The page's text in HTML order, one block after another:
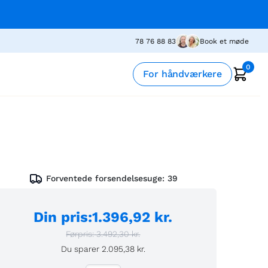
78 76 88 83 Book et møde
For håndværkere
0
Forventede forsendelsesuge: 39
Din pris:1.396,92 kr.
Førpris: 3.492,30 kr.
Du sparer 2.095,38 kr.